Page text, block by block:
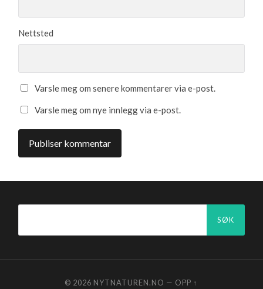
Nettsted
Varsle meg om senere kommentarer via e-post.
Varsle meg om nye innlegg via e-post.
© 2026 NYTNATUREN.NO — OPP ↑